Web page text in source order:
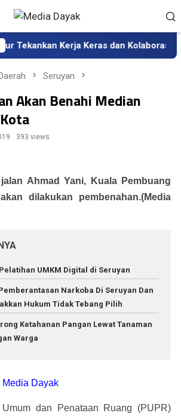
Kerja Keras dan Kolaborasi
Seruyan
Akan Benahi Median
393 views
Ahmad Yani, Kuala Pembuang
dilakukan pembenahan.(Media
UMKM Digital di Seruyan
Narkoba Di Seruyan Dan
Hukum Tidak Tebang Pilih
Ketahanan Pangan Lewat Tanaman
Warga
Media Dayak
dan Penataan Ruang (PUPR)